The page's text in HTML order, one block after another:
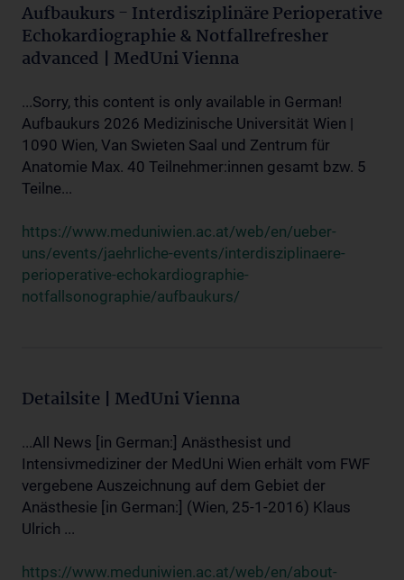
Aufbaukurs - Interdisziplinäre Perioperative
Echokardiographie & Notfallrefresher
advanced | MedUni Vienna
...Sorry, this content is only available in German!
Aufbaukurs 2026 Medizinische Universität Wien |
1090 Wien, Van Swieten Saal und Zentrum für
Anatomie Max. 40 Teilnehmer:innen gesamt bzw. 5
Teilne...
https://www.meduniwien.ac.at/web/en/ueber-
uns/events/jaehrliche-events/interdisziplinaere-
perioperative-echokardiographie-
notfallsonographie/aufbaukurs/
Detailsite | MedUni Vienna
...All News [in German:] Anästhesist und
Intensivmediziner der MedUni Wien erhält vom FWF
vergebene Auszeichnung auf dem Gebiet der
Anästhesie [in German:] (Wien, 25-1-2016) Klaus
Ulrich ...
https://www.meduniwien.ac.at/web/en/about-